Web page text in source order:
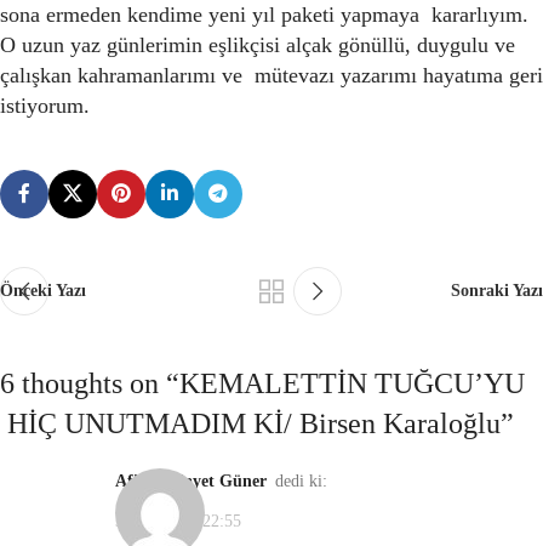
sona ermeden kendime yeni yıl paketi yapmaya kararlıyım.
O uzun yaz günlerimin eşlikçisi alçak gönüllü, duygulu ve
çalışkan kahramanlarımı ve mütevazı yazarımı hayatıma geri
istiyorum.
Önceki Yazı Sonraki Yazı
6 thoughts on “KEMALETTİN TUĞCU’YU
HİÇ UNUTMADIM Kİ/ Birsen Karaloğlu”
Afife Hidayet Güner dedi ki:
31/12/2020, 22:55